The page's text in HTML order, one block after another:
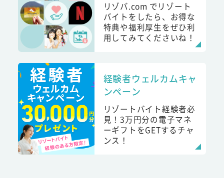
リゾバ.com でリゾート
バイトをしたら、お得な
特典や福利厚生をぜひ利
用してみてくださいね！
経験者ウェルカムキャ
ンペーン
リゾートバイト経験者必
見！3万円分の電子マネ
ーギフトをGETするチャ
ンス！